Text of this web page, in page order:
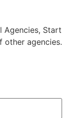
Agencies, Start
other agencies.